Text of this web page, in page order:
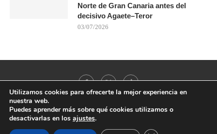
Norte de Gran Canaria antes del
decisivo Agaete–Teror
03/07/2026
@2021 - All Right Reserved. Designed and Developed by
Utilizamos cookies para ofrecerte la mejor experiencia en
nuestra web.
Puedes aprender más sobre qué cookies utilizamos o
desactivarlas en los ajustes.